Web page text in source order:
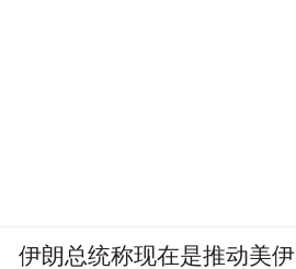
伊朗总统称现在是推动美伊